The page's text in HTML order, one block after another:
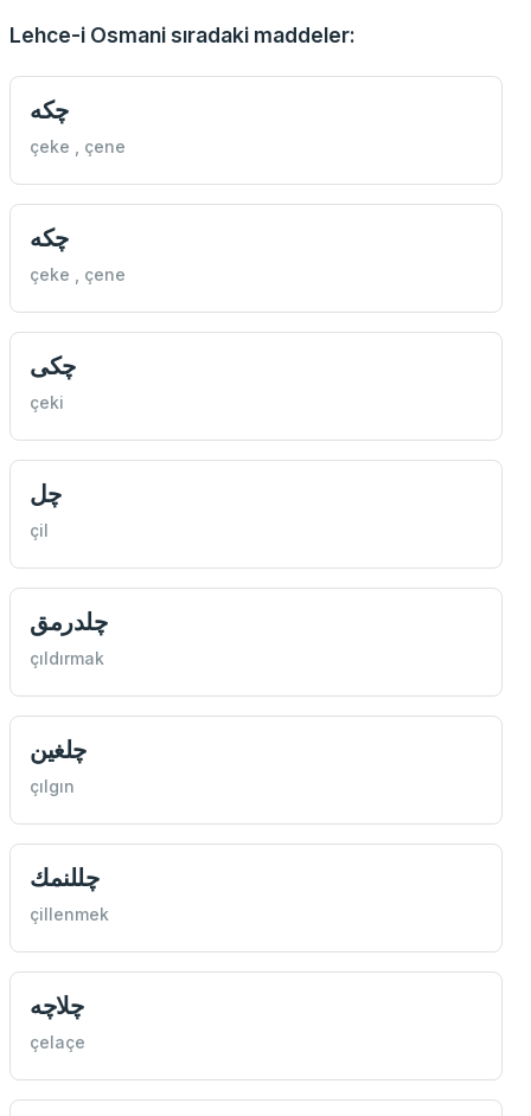
Lehce-i Osmani sıradaki maddeler:
چكه
çeke , çene
چكه
çeke , çene
چكی
çeki
چل
çil
چلدرمق
çıldırmak
چلغين
çılgın
چللنمك
çillenmek
چلاچه
çelaçe